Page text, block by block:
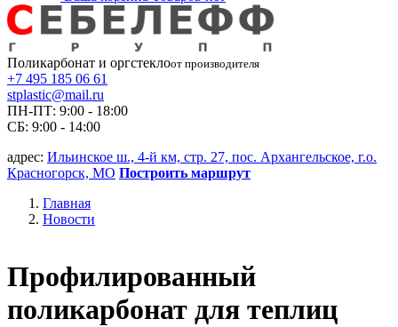
Поликарбонат и оргстеклоот производителя
+7 495 185 06 61
stplastic@mail.ru
ПН-ПТ: 9:00 - 18:00
СБ: 9:00 - 14:00
адрес: Ильинское ш., 4-й км, стр. 27, пос. Архангельское, г.о.
Красногорск, МО Построить маршрут
Главная
Новости
Профилированный
поликарбонат для теплиц